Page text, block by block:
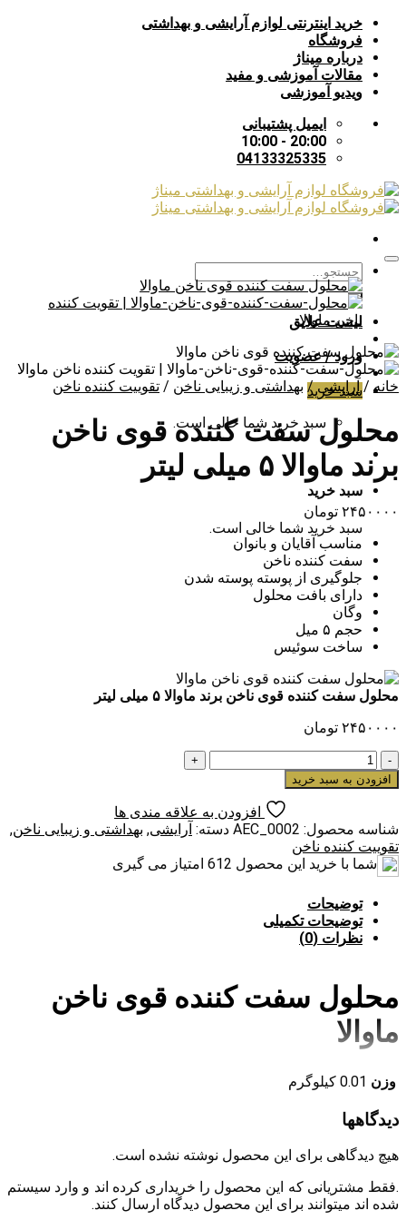
Skip
content
خرید اینترنتی لوازم آرایشی و بهداشتی
فروشگاه
درباره میناژ
مقالات آموزشی و مفید
ویدیو آموزشی
ایمیل پشتیبانی
20:00 - 10:00
04133325335
جستجو
برای:
لیست علایق
ورود / عضویت
سبد خرید
سبد خرید شما خالی است.
سبد خرید
سبد خرید شما خالی است.
افزودن به علاقه مندی ها
خانه / آرایشی / بهداشتی و زیبایی ناخن / تقوییت کننده ناخن
محلول سفت کننده قوی ناخن
برند ماوالا ۵ میلی لیتر
۲۴۵۰۰۰۰ تومان
مناسب آقایان و بانوان
سفت کننده ناخن
جلوگیری از پوسته پوسته شدن
دارای بافت محلول
وگان
حجم ۵ میل
ساخت سوئیس
محلول سفت کننده قوی ناخن برند ماوالا ۵ میلی لیتر
۲۴۵۰۰۰۰ تومان
محلول
سفت
کننده
ناخن
برند
ماوالا
۵
میلی
لیتر
عدد
افزودن به سبد خرید
افزودن به علاقه مندی ها
شناسه محصول: AEC_0002 دسته: آرایشی, بهداشتی و زیبایی ناخن,
تقوییت کننده ناخن
شما با خرید این محصول 612 امتیاز می گیری
توضیحات
توضیحات تکمیلی
نظرات (0)
محلول سفت کننده قوی ناخن
ماوالا
ناخن یکی از مهم ترین اجزای بدن به خصوص برای بانوان است.
افراد زیادی وجود دارند که برای زیبای ناخن های خود کارهای زیادی
مانند لاک، مانیکور، کاشت و … انجام می دهند. اما مهم ترین و اولین
کاریی که باید برای ناخن ها انجام داد مراقبت درست است. باید
مراقبت ناخن را از تقویت کننده های ناخن از جمله محلول سفت
کننده قوی ناخن ماوالا شروع کنیم. با تقویت ناخن ها شاهد زیبایی
چند برابر آن ها خواهیم شد. این محلول تقویت کننده ویژگی های
زیادی دارد که علاوه بر تقویت، از آسیب های ناخن جلوگیری می
کند. نوک ناخن که دارای حفاظت کمتری است، به راحتی می‌شکند و
وزن 0.01 کیلوگرم
دیدگاهها
هیچ دیدگاهی برای این محصول نوشته نشده است.
.فقط مشتریانی که این محصول را خریداری کرده اند و وارد سیستم
شده اند میتوانند برای این محصول دیدگاه ارسال کنند.